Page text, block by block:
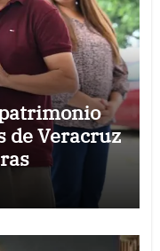
de Veracruz